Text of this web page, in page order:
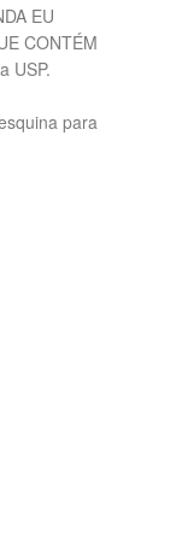
EU
CONTÉM
USP.
para